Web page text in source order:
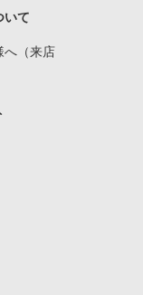
いて
へ（来店